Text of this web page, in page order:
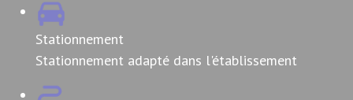
Stationnement
Stationnement adapté dans l'établissement